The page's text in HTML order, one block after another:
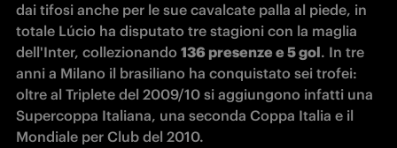
dai tifosi anche per le sue cavalcate palla al piede, in
totale Lúcio ha disputato tre stagioni con la maglia
dell'Inter, collezionando 136 presenze e 5 gol. In tre
anni a Milano il brasiliano ha conquistato sei trofei:
oltre al Triplete del 2009/10 si aggiungono infatti una
Supercoppa Italiana, una seconda Coppa Italia e il
Mondiale per Club del 2010.